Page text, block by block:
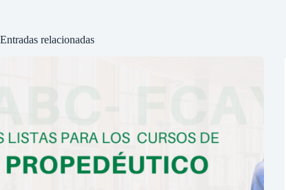
Entradas relacionadas